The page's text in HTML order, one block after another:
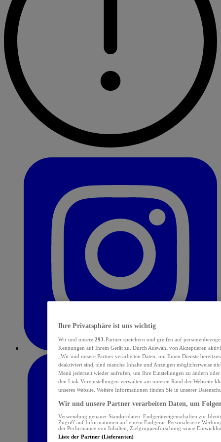
Ihre Privatsphäre ist uns wichtig
Wir und unsere 293-Partner speichern und greifen auf
Kennungen auf Ihrem Gerät zu. Durch Auswahl von Akzeptieren
„Wir und unsere Partner verarbeiten Daten, um Ihnen Dienste
deaktiviert sind, sind manche Inhalte und Anzeigen möglicherweise
Menü jederzeit wieder aufrufen, um Ihre Einstellungen zu ändern
den Link Voreinstellungen verwalten am unteren Rand der Webseite
unseres Website. Weitere Informationen finden Sie in unserer
Wir und unsere Partner verarbeiten Daten, um
Verwendung genauer Standortdaten. Endgeräteeigenschaften zur
Zugriff auf Informationen auf einem Endgerät. Personalisierte
der Performance von Inhalten, Zielgruppenforschung sowie
Liste der Partner (Lieferanten)